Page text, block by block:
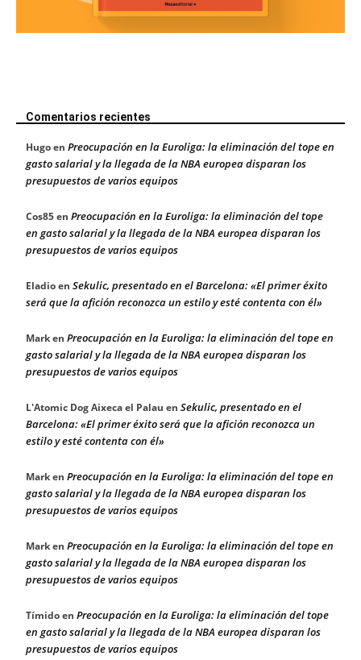
Comentarios recientes
Hugoen Preocupación en la Euroliga: la eliminación del tope en
gasto salarial y la llegada de la NBA europea disparan los
presupuestos de varios equipos
Cos85en Preocupación en la Euroliga: la eliminación del tope
en gasto salarial y la llegada de la NBA europea disparan los
presupuestos de varios equipos
Eladioen Sekulic, presentado en el Barcelona: «El primer éxito
será que la afición reconozca un estilo y esté contenta con él»
Marken Preocupación en la Euroliga: la eliminación del tope en
gasto salarial y la llegada de la NBA europea disparan los
presupuestos de varios equipos
L'Atomic Dog Aixeca el Palau en Sekulic, presentado en el
Barcelona: «El primer éxito será que la afición reconozca un
estilo y esté contenta con él»
Marken Preocupación en la Euroliga: la eliminación del tope en
gasto salarial y la llegada de la NBA europea disparan los
presupuestos de varios equipos
Marken Preocupación en la Euroliga: la eliminación del tope en
gasto salarial y la llegada de la NBA europea disparan los
presupuestos de varios equipos
Tímidoen Preocupación en la Euroliga: la eliminación del tope
en gasto salarial y la llegada de la NBA europea disparan los
presupuestos de varios equipos